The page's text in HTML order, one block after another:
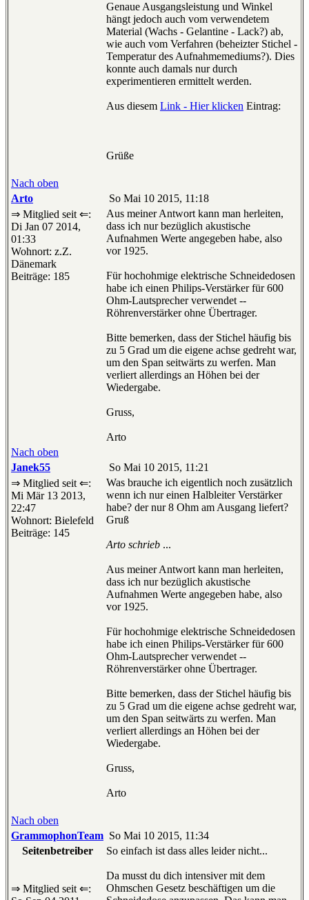
Genaue Ausgangsleistung und Winkel
hängt jedoch auch vom verwendetem
Material (Wachs - Gelantine - Lack?) ab,
wie auch vom Verfahren (beheizter Stichel -
Temperatur des Aufnahmemediums?). Dies
konnte auch damals nur durch
experimentieren ermittelt werden.
Aus diesem Link - Hier klicken Eintrag:
Grüße
Nach oben
Arto
So Mai 10 2015, 11:18
⇒ Mitglied seit ⇐:
Di Jan 07 2014,
01:33
Wohnort: z.Z.
Dänemark
Beiträge: 185
Aus meiner Antwort kann man herleiten,
dass ich nur bezüglich akustische
Aufnahmen Werte angegeben habe, also
vor 1925.
Für hochohmige elektrische Schneidedosen
habe ich einen Philips-Verstärker für 600
Ohm-Lautsprecher verwendet --
Röhrenverstärker ohne Übertrager.
Bitte bemerken, dass der Stichel häufig bis
zu 5 Grad um die eigene achse gedreht war,
um den Span seitwärts zu werfen. Man
verliert allerdings an Höhen bei der
Wiedergabe.
Gruss,
Arto
Nach oben
Janek55
So Mai 10 2015, 11:21
⇒ Mitglied seit ⇐:
Mi Mär 13 2013,
22:47
Wohnort: Bielefeld
Beiträge: 145
Was brauche ich eigentlich noch zusätzlich
wenn ich nur einen Halbleiter Verstärker
habe? der nur 8 Ohm am Ausgang liefert?
Gruß
Arto schrieb ...
Aus meiner Antwort kann man herleiten,
dass ich nur bezüglich akustische
Aufnahmen Werte angegeben habe, also
vor 1925.
Für hochohmige elektrische Schneidedosen
habe ich einen Philips-Verstärker für 600
Ohm-Lautsprecher verwendet --
Röhrenverstärker ohne Übertrager.
Bitte bemerken, dass der Stichel häufig bis
zu 5 Grad um die eigene achse gedreht war,
um den Span seitwärts zu werfen. Man
verliert allerdings an Höhen bei der
Wiedergabe.
Gruss,
Arto
Nach oben
GrammophonTeam So Mai 10 2015, 11:34
Seitenbetreiber
⇒ Mitglied seit ⇐:
So einfach ist dass alles leider nicht...
Da musst du dich intensiver mit dem
Ohmschen Gesetz beschäftigen um die